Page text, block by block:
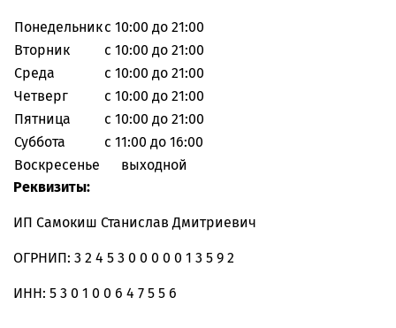
Понедельникс 10:00 до 21:00
Вторник
с 10:00 до 21:00
Среда
с 10:00 до 21:00
Четверг
с 10:00 до 21:00
Пятница
с 10:00 до 21:00
Суббота
с 11:00 до 16:00
Воскресенье
выходной
Реквизиты:
ИП Самокиш Станислав Дмитриевич
ОГРНИП: 3 2 4 5 3 0 0 0 0 0 1 3 5 9 2
ИНН: 5 3 0 1 0 0 6 4 7 5 5 6